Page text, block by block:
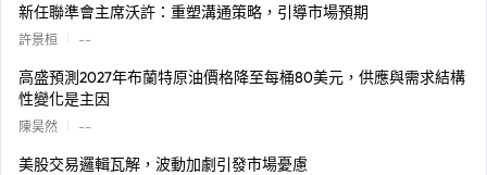
新任聯準會主席沃許：重塑溝通策略，引導市場預期
許景桓 --
高盛預測2027年布蘭特原油價格降至每桶80美元，供應與需求結構
性變化是主因
陳昊然 --
美股交易邏輯瓦解，波動加劇引發市場憂慮